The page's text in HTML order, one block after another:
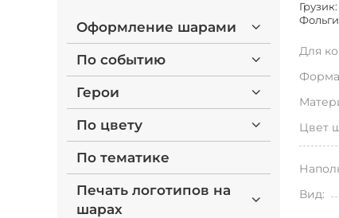
Оформление шарами
По событию
Герои
По цвету
По тематике
Печать логотипов на
шарах
Для
Цвет
Вид: